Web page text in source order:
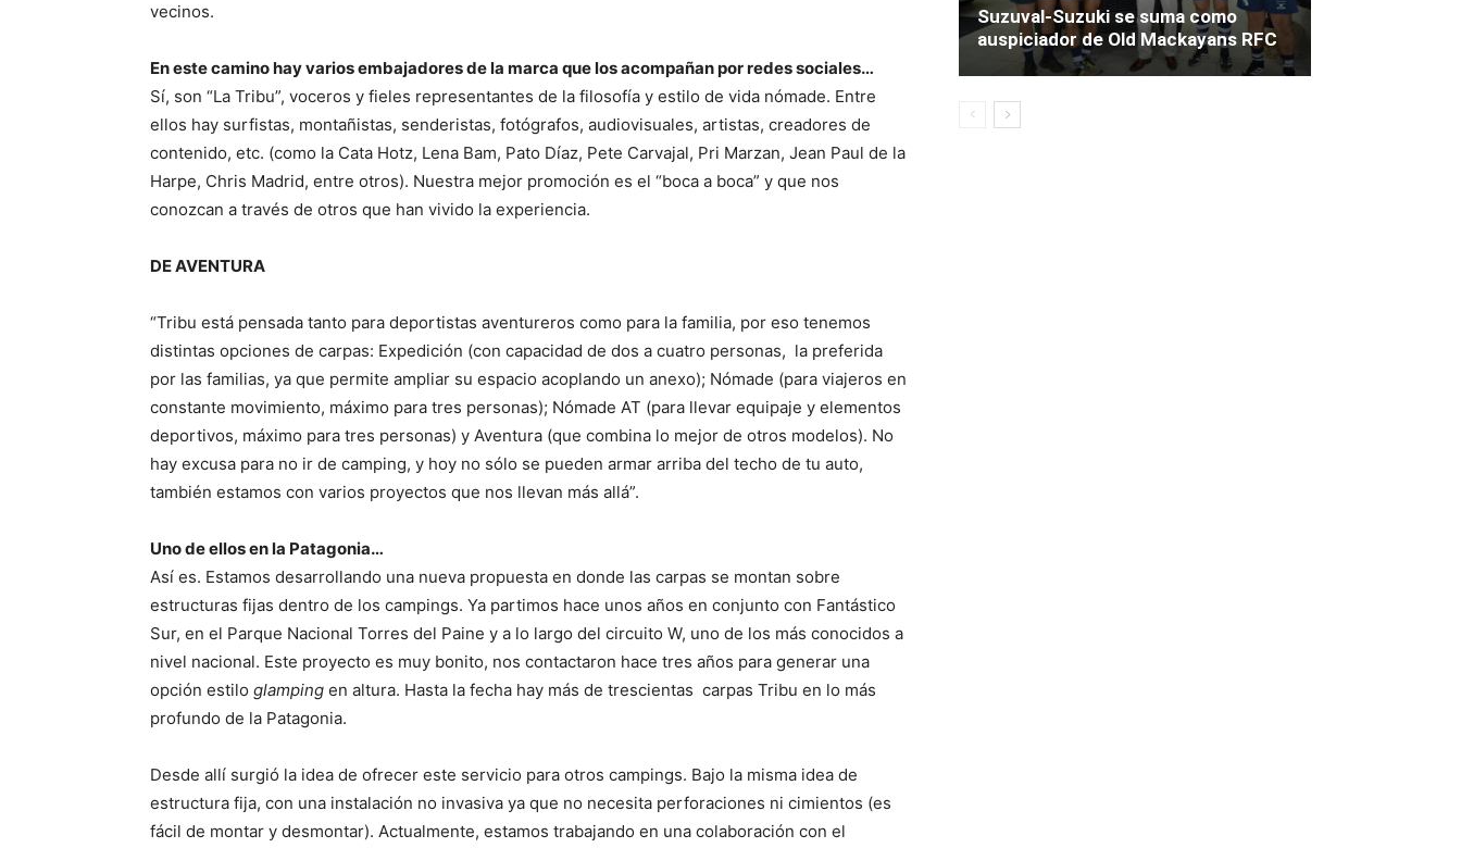
vecinos.
En este camino hay varios embajadores de la marca que los acompañan por redes sociales…
Sí, son “La Tribu”, voceros y fieles representantes de la filosofía y estilo de vida nómade. Entre
ellos hay surfistas, montañistas, senderistas, fotógrafos, audiovisuales, artistas, creadores de
contenido, etc. (como la Cata Hotz, Lena Bam, Pato Díaz, Pete Carvajal, Pri Marzan, Jean Paul de la
Harpe, Chris Madrid, entre otros). Nuestra mejor promoción es el “boca a boca” y que nos
conozcan a través de otros que han vivido la experiencia.
DE AVENTURA
“Tribu está pensada tanto para deportistas aventureros como para la familia, por eso tenemos
distintas opciones de carpas: Expedición (con capacidad de dos a cuatro personas, la preferida
por las familias, ya que permite ampliar su espacio acoplando un anexo); Nómade (para viajeros en
constante movimiento, máximo para tres personas); Nómade AT (para llevar equipaje y elementos
deportivos, máximo para tres personas) y Aventura (que combina lo mejor de otros modelos). No
hay excusa para no ir de camping, y hoy no sólo se pueden armar arriba del techo de tu auto,
también estamos con varios proyectos que nos llevan más allá”.
Uno de ellos en la Patagonia…
Así es. Estamos desarrollando una nueva propuesta en donde las carpas se montan sobre
estructuras fijas dentro de los campings. Ya partimos hace unos años en conjunto con Fantástico
Sur, en el Parque Nacional Torres del Paine y a lo largo del circuito W, uno de los más conocidos a
nivel nacional. Este proyecto es muy bonito, nos contactaron hace tres años para generar una
opción estilo glamping en altura. Hasta la fecha hay más de trescientas carpas Tribu en lo más
profundo de la Patagonia.
Desde allí surgió la idea de ofrecer este servicio para otros campings. Bajo la misma idea de
estructura fija, con una instalación no invasiva ya que no necesita perforaciones ni cimientos (es
fácil de montar y desmontar). Actualmente, estamos trabajando en una colaboración con el
Suzuval-Suzuki se suma como
auspiciador de Old Mackayans RFC